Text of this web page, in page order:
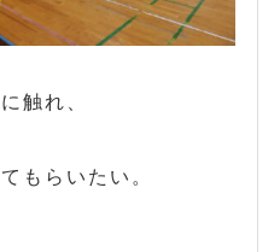
触れ、
もらいたい。